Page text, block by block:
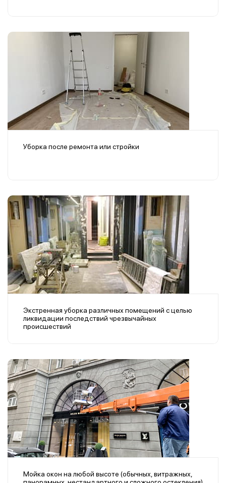
Уборка после ремонта или стройки
Экстренная уборка различных помещений с целью
ликвидации последствий чрезвычайных
происшествий
Мойка окон на любой высоте (обычных, витражных,